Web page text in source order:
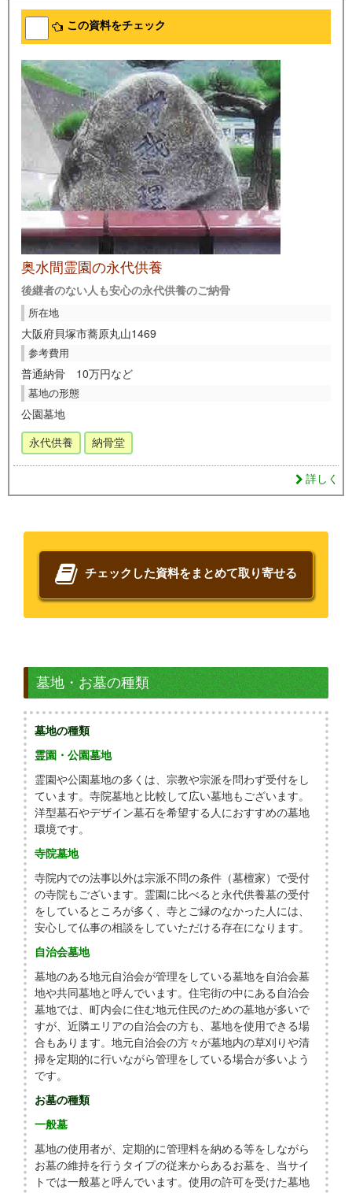
この資料をチェック
奥水間霊園の永代供養
後継者のない人も安心の永代供養のご納骨
所在地
大阪府貝塚市蕎原丸山1469
参考費用
普通納骨 10万円など
墓地の形態
公園墓地
永代供養 納骨堂
詳しく
チェックした資料をまとめて取り寄せる
墓地・お墓の種類
墓地の種類
霊園・公園墓地
霊園や公園墓地の多くは、宗教や宗派を問わず受付をし
ています。寺院墓地と比較して広い墓地もございます。
洋型墓石やデザイン墓石を希望する人におすすめの墓地
環境です。
寺院墓地
寺院内での法事以外は宗派不問の条件（墓檀家）で受付
の寺院もございます。霊園に比べると永代供養墓の受付
をしているところが多く、寺とご縁のなかった人には、
安心して仏事の相談をしていただける存在になります。
自治会墓地
墓地のある地元自治会が管理をしている墓地を自治会墓
地や共同墓地と呼んでいます。住宅街の中にある自治会
墓地では、町内会に住む地元住民のための墓地が多いで
すが、近隣エリアの自治会の方も、墓地を使用できる場
合もあります。地元自治会の方々が墓地内の草刈りや清
掃を定期的に行いながら管理をしている場合が多いよう
です。
お墓の種類
一般墓
墓地の使用者が、定期的に管理料を納める等をしながら
お墓の維持を行うタイプの従来からあるお墓を、当サイ
トでは一般墓と呼んでいます。使用の許可を受けた墓地